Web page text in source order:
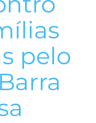
pelo